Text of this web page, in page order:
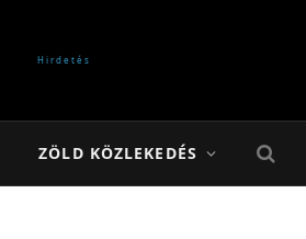
ZÖLD KÖZLEKEDÉS